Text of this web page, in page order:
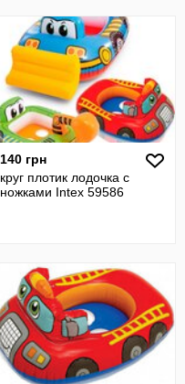
140 грн
круг плотик лодочка с
ножками Intex 59586